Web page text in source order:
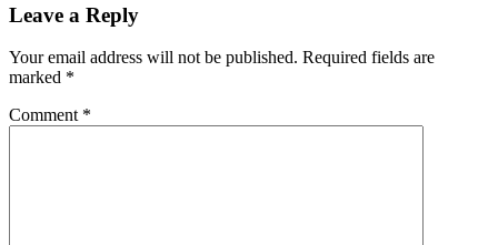
Leave a Reply
Your email address will not be published. Required fields are
marked *
Comment *